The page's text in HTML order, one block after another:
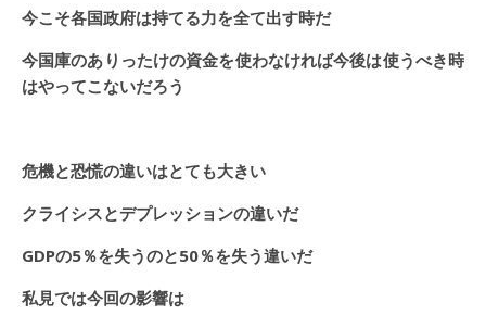
今こそ各国政府は持てる力を全て出す時だ
今国庫のありったけの資金を使わなければ今後は使うべき時
はやってこないだろう
危機と恐慌の違いはとても大きい
クライシスとデプレッションの違いだ
GDPの5％を失うのと50％を失う違いだ
私見では今回の影響は